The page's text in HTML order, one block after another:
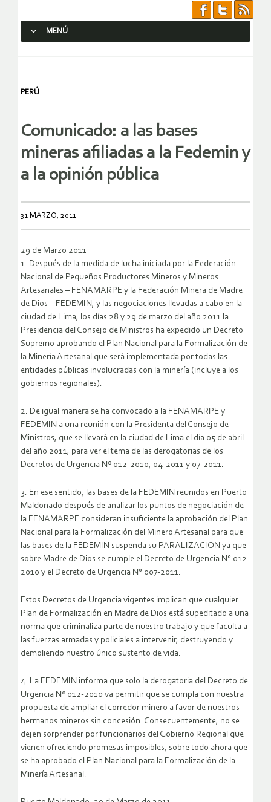
MENÚ
PERÚ
Comunicado: a las bases
mineras afiliadas a la Fedemin y
a la opinión pública
31 MARZO, 2011
29 de Marzo 2011
1. Después de la medida de lucha iniciada por la Federación
Nacional de Pequeños Productores Mineros y Mineros
Artesanales – FENAMARPE y la Federación Minera de Madre
de Dios – FEDEMIN, y las negociaciones llevadas a cabo en la
ciudad de Lima, los días 28 y 29 de marzo del año 2011 la
Presidencia del Consejo de Ministros ha expedido un Decreto
Supremo aprobando el Plan Nacional para la Formalización de
la Minería Artesanal que será implementada por todas las
entidades públicas involucradas con la minería (incluye a los
gobiernos regionales).
2. De igual manera se ha convocado a la FENAMARPE y
FEDEMIN a una reunión con la Presidenta del Consejo de
Ministros, que se llevará en la ciudad de Lima el día 05 de abril
del año 2011, para ver el tema de las derogatorias de los
Decretos de Urgencia Nº 012-2010, 04-2011 y 07-2011.
3. En ese sentido, las bases de la FEDEMIN reunidos en Puerto
Maldonado después de analizar los puntos de negociación de
la FENAMARPE consideran insuficiente la aprobación del Plan
Nacional para la Formalización del Minero Artesanal para que
las bases de la FEDEMIN suspenda su PARALIZACION ya que
sobre Madre de Dios se cumple el Decreto de Urgencia N° 012-
2010 y el Decreto de Urgencia N° 007-2011.
Estos Decretos de Urgencia vigentes implican que cualquier
Plan de Formalización en Madre de Dios está supeditado a una
norma que criminaliza parte de nuestro trabajo y que faculta a
las fuerzas armadas y policiales a intervenir, destruyendo y
demoliendo nuestro único sustento de vida.
4. La FEDEMIN informa que solo la derogatoria del Decreto de
Urgencia Nº 012-2010 va permitir que se cumpla con nuestra
propuesta de ampliar el corredor minero a favor de nuestros
hermanos mineros sin concesión. Consecuentemente, no se
dejen sorprender por funcionarios del Gobierno Regional que
vienen ofreciendo promesas imposibles, sobre todo ahora que
se ha aprobado el Plan Nacional para la Formalización de la
Minería Artesanal.